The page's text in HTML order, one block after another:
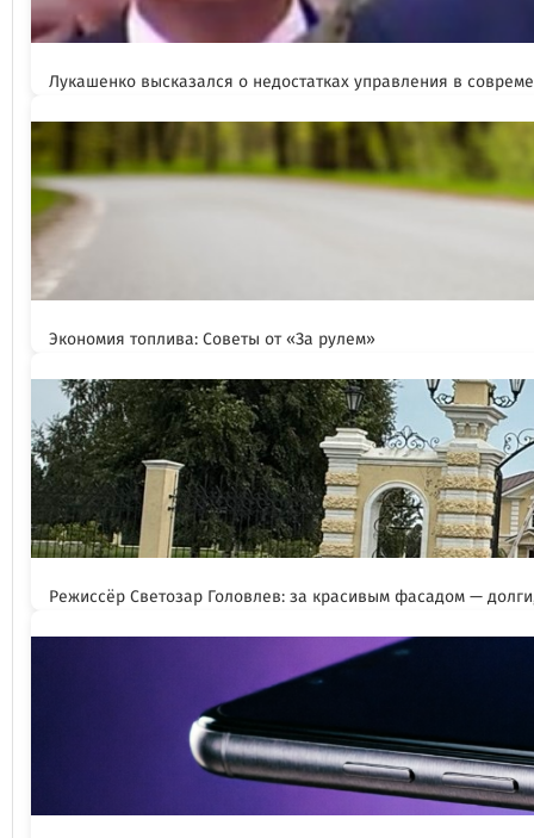
Лукашенко высказался о недостатках управления в
Экономия топлива: Советы от «За рулем»
Режиссёр Светозар Головлев: за красивым фасадом —